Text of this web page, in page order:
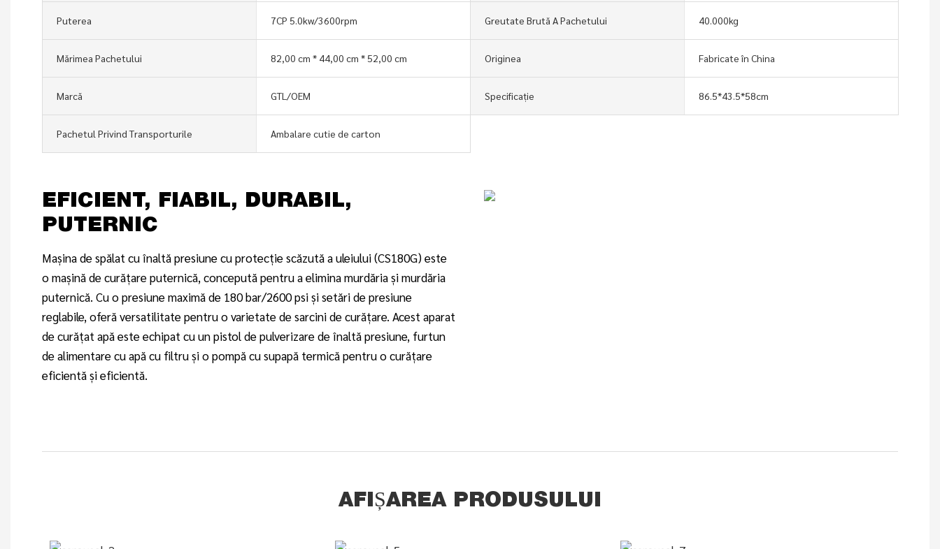
Puterea 7CP 5.0kw/3600rpm Greutate Brută A Pachetului 40.000kg
Mărimea Pachetului 82,00 cm * 44,00 cm * 52,00 cm Originea Fabricate în China
Marcă GTL/OEM Specificație 86.5*43.5*58cm
Pachetul Privind Transporturile Ambalare cutie de carton
EFICIENT, FIABIL, DURABIL,
PUTERNIC
Mașina de spălat cu înaltă presiune cu protecție scăzută a uleiului (CS180G) este
o mașină de curățare puternică, concepută pentru a elimina murdăria și murdăria
puternică. Cu o presiune maximă de 180 bar/2600 psi și setări de presiune
reglabile, oferă versatilitate pentru o varietate de sarcini de curățare. Acest aparat
de curățat apă este echipat cu un pistol de pulverizare de înaltă presiune, furtun
de alimentare cu apă cu filtru și o pompă cu supapă termică pentru o curățare
eficientă și eficientă.
AFIȘAREA PRODUSULUI